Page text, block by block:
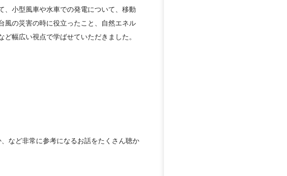
、小型風車や水車での発電について、移動
風の災害の時に役立ったこと、自然エネル
幅広い視点で学ばせていただきました。
など非常に参考になるお話をたくさん聴か